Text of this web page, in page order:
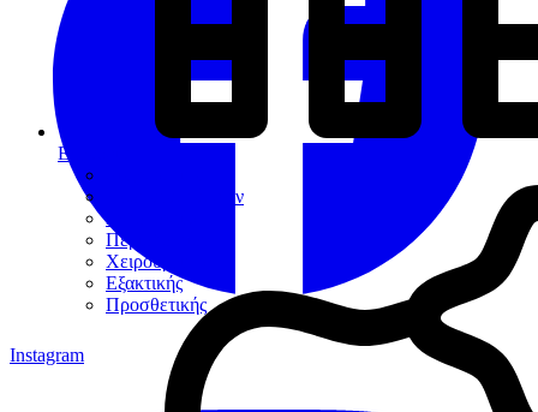
Εργαλεία
Αποκαταστάσεων
Ενδοδοντίας
Περιοδοντίου
Χειρουργικής
Εξακτικής
Προσθετικής
Instagram